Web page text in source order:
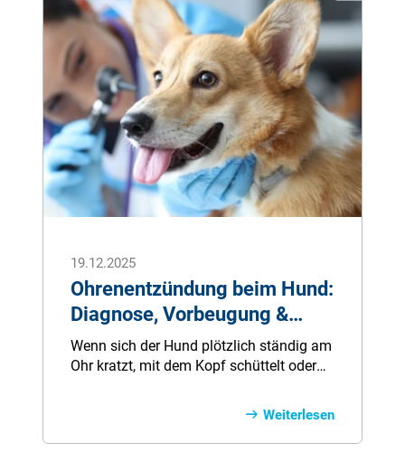
19.12.2025
Ohrenentzündung beim Hund:
Diagnose, Vorbeugung &
Behandlung
Wenn sich der Hund plötzlich ständig am
Ohr kratzt, mit dem Kopf schüttelt oder
ein deutliches Warnsignal sein: Eine
unangenehm, sondern oft auch
Weiterlesen